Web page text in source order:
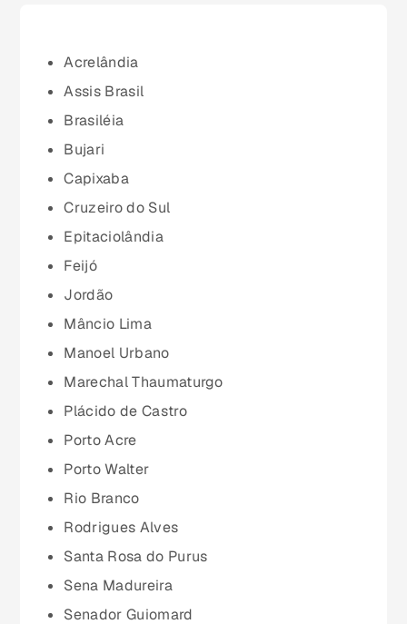
Maranhão (MA)
Paraíba (PB)
Paraná (PR)
Acrelândia
Assis Brasil
Brasiléia
Bujari
Capixaba
Cruzeiro do Sul
Epitaciolândia
Feijó
Jordão
Mâncio Lima
Manoel Urbano
Marechal Thaumaturgo
Plácido de Castro
Porto Acre
Porto Walter
Rio Branco
Rodrigues Alves
Santa Rosa do Purus
Sena Madureira
Senador Guiomard